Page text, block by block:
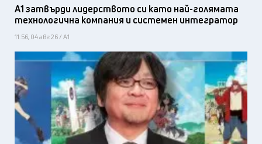
А1 затвърди лидерството си като най-голямата
технологична компания и системен интегратор
11:56, 04 авг 26 / А1